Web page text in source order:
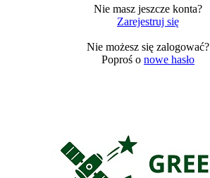
Nie masz jeszcze konta?
Zarejestruj się
Nie możesz się zalogować?
Poproś o nowe hasło